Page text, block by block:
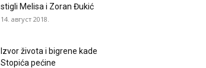
stigli Melisa i Zoran Đukić
14. август 2018.
Izvor života i bigrene kade
Stopića pećine